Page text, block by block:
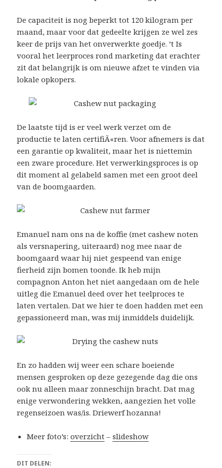
De capaciteit is nog beperkt tot 120 kilogram per
maand, maar voor dat gedeelte krijgen ze wel zes
keer de prijs van het onverwerkte goedje. ’t Is
vooral het leerproces rond marketing dat erachter
zit dat belangrijk is om nieuwe afzet te vinden via
lokale opkopers.
De laatste tijd is er veel werk verzet om de
productie te laten certifiÃ«ren. Voor afnemers is dat
een garantie op kwaliteit, maar het is niettemin
een zware procedure. Het verwerkingsproces is op
dit moment al gelabeld samen met een groot deel
van de boomgaarden.
Emanuel nam ons na de koffie (met cashew noten
als versnapering, uiteraard) nog mee naar de
boomgaard waar hij niet gespeend van enige
fierheid zijn bomen toonde. Ik heb mijn
compagnon Anton het niet aangedaan om de hele
uitleg die Emanuel deed over het teelproces te
laten vertalen. Dat we hier te doen hadden met een
gepassioneerd man, was mij inmiddels duidelijk.
En zo hadden wij weer een schare boeiende
mensen gesproken op deze gezegende dag die ons
ook nu alleen maar zonneschijn bracht. Dat mag
enige verwondering wekken, aangezien het volle
regenseizoen was/is. Driewerf hozanna!
Meer foto’s:overzicht –slideshow
DIT DELEN: